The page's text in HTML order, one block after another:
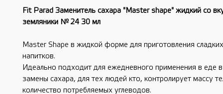
Fit Parad Заменитель сахара "Master shape" жидкий со
земляники № 24 30 мл
Master Shape в жидкой форме для приготовления
напитков.
Идеально подходит для ежедневного применения в еде в
замены сахара, для тех людей кто, контролирует массу
количество потребляемых углеводов.